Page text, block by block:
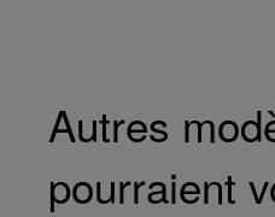
Autres
pourraient